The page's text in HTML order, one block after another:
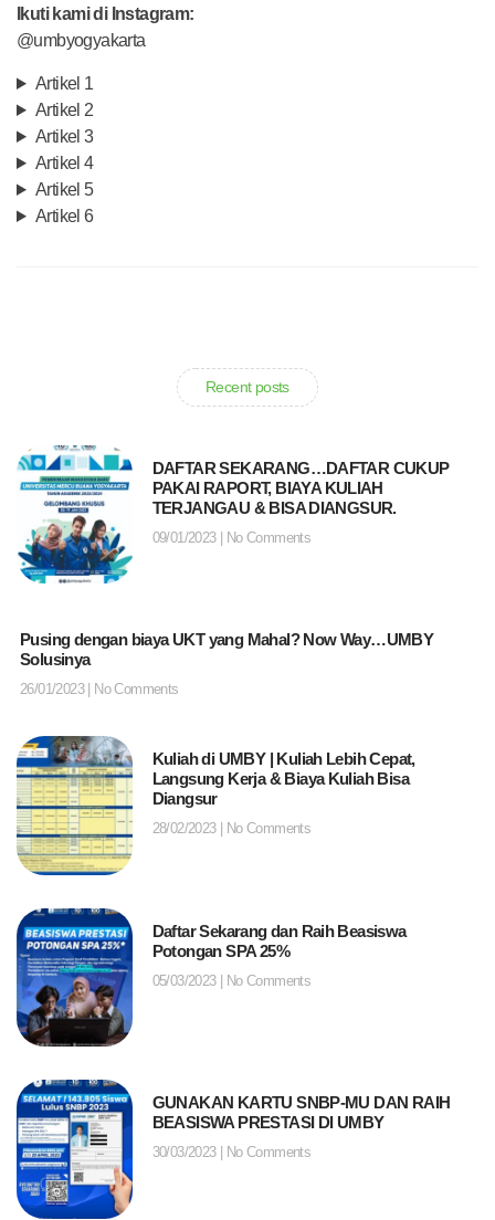
Ikuti kami di Instagram:
@umbyogyakarta
Artikel 1
Artikel 2
Artikel 3
Artikel 4
Artikel 5
Artikel 6
Recent posts
DAFTAR SEKARANG…DAFTAR CUKUP
PAKAI RAPORT, BIAYA KULIAH
TERJANGAU & BISA DIANGSUR.
09/01/2023 No Comments
Pusing dengan biaya UKT yang Mahal? Now Way…UMBY
Solusinya
26/01/2023 No Comments
Kuliah di UMBY | Kuliah Lebih Cepat,
Langsung Kerja & Biaya Kuliah Bisa
Diangsur
28/02/2023 No Comments
Daftar Sekarang dan Raih Beasiswa
Potongan SPA 25%
05/03/2023 No Comments
GUNAKAN KARTU SNBP-MU DAN RAIH
BEASISWA PRESTASI DI UMBY
30/03/2023 No Comments